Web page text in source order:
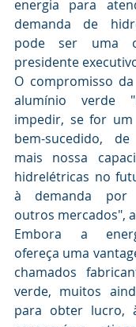
energia para
demanda de
pode ser uma
presidente
O compromisso
alumínio verde
impedir, se for um
bem-sucedido,
mais nossa
hidrelétricas no
à demanda por
outros mercados",
Embora a
ofereça uma
chamados
verde, muitos
para obter lucro,